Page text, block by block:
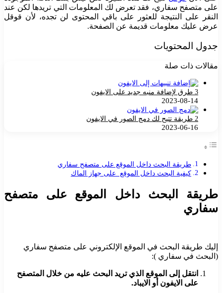
على متصفح سفاري، فقد تعرض لك المعلومات التي تريدها لكن عند
النقر على النتيجة للعثور على باقي المحتوى لن تجده، لأن قوقل
عرض عليك معلومات قديمة عن الصفحة.
جدول المحتويات
مقالات ذات صلة
3 طرق لإضافة منبه جديد على الايفون
2023-08-14
2 طريقة تتيح لك دمج الصور في الايفون
2023-06-16
طريقة البحث داخل الموقع على متصفح سفاري
كيفية البحث داخل الموقع على جهاز الماك
طريقة البحث داخل الموقع على متصفح
سفاري
إليك طريقة البحث في الموقع الإلكتروني على متصفح سفاري
(البحث في سفاري ):
انتقل إلى الموقع الذي تريد البحث عليه من خلال المتصفح
على الايفون أو الايباد.